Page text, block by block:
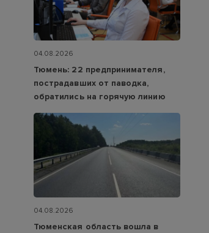
04.08.2026
Тюмень: 22 предпринимателя,
пострадавших от паводка,
обратились на горячую линию
04.08.2026
Тюменская область вошла в